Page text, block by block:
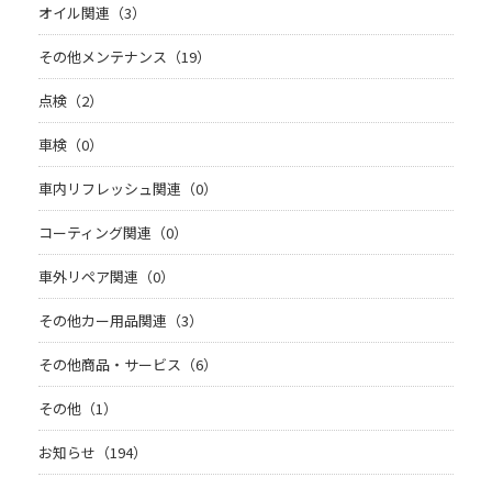
オイル関連（3）
その他メンテナンス（19）
点検（2）
車検（0）
車内リフレッシュ関連（0）
コーティング関連（0）
車外リペア関連（0）
その他カー用品関連（3）
その他商品・サービス（6）
その他（1）
お知らせ（194）